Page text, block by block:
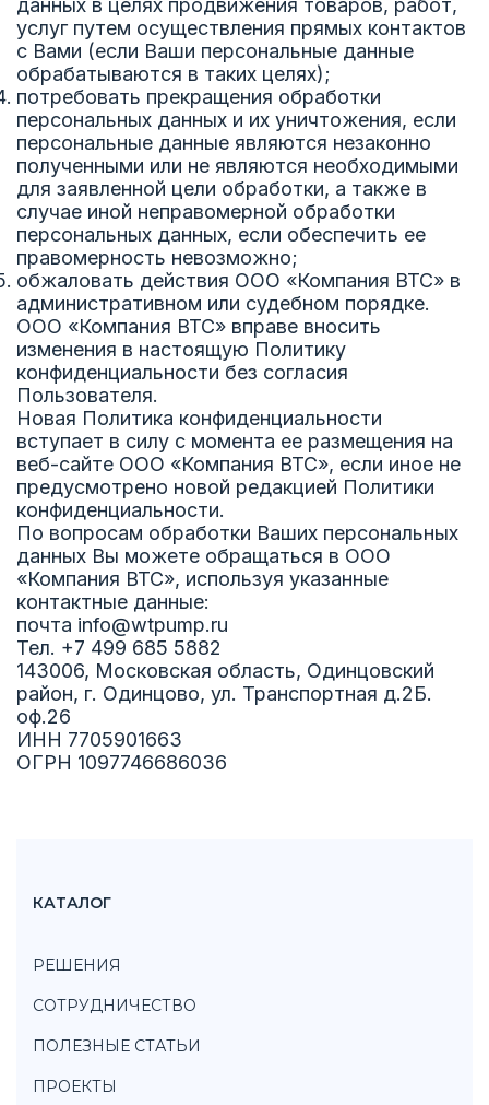
данных в целях продвижения товаров, работ,
услуг путем осуществления прямых контактов
с Вами (если Ваши персональные данные
обрабатываются в таких целях);
потребовать прекращения обработки
персональных данных и их уничтожения, если
персональные данные являются незаконно
полученными или не являются необходимыми
для заявленной цели обработки, а также в
случае иной неправомерной обработки
персональных данных, если обеспечить ее
правомерность невозможно;
обжаловать действия ООО «Компания ВТС» в
административном или судебном порядке.
ООО «Компания ВТС» вправе вносить
изменения в настоящую Политику
конфиденциальности без согласия
Пользователя.
Новая Политика конфиденциальности
вступает в силу с момента ее размещения на
веб-сайте ООО «Компания ВТС», если иное не
предусмотрено новой редакцией Политики
конфиденциальности.
По вопросам обработки Ваших персональных
данных Вы можете обращаться в ООО
«Компания ВТС», используя указанные
контактные данные:
почта info@wtpump.ru
Тел. +7 499 685 5882
143006, Московская область, Одинцовский
район, г. Одинцово, ул. Транспортная д.2Б.
оф.26
ИНН 7705901663
ОГРН 1097746686036
КАТАЛОГ
РЕШЕНИЯ
СОТРУДНИЧЕСТВО
ПОЛЕЗНЫЕ СТАТЬИ
ПРОЕКТЫ